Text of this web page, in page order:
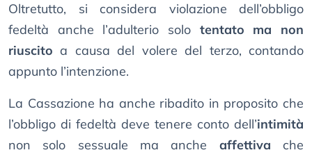
Oltretutto, si considera violazione dell’obbligo
fedeltà anche l’adulterio solo tentato ma non
riuscito a causa del volere del terzo, contando
appunto l’intenzione.
La Cassazione ha anche ribadito in proposito che
l’obbligo di fedeltà deve tenere conto dell’intimità
non solo sessuale ma anche affettiva che